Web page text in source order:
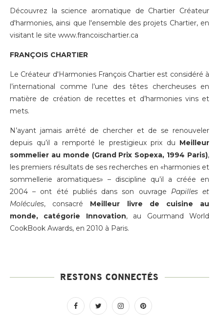
Découvrez la science aromatique de Chartier Créateur
d'harmonies, ainsi que l'ensemble des projets Chartier, en
visitant le site www.francoischartier.ca
FRANÇOIS CHARTIER
Le Créateur d'Harmonies François Chartier est considéré à
l’international comme l’une des têtes chercheuses en
matière de création de recettes et d’harmonies vins et
mets.
N’ayant jamais arrêté de chercher et de se renouveler
depuis qu’il a remporté le prestigieux prix du Meilleur
sommelier au monde (Grand Prix Sopexa, 1994 Paris),
les premiers résultats de ses recherches en «harmonies et
sommellerie aromatiques» – discipline qu’il a créée en
2004 – ont été publiés dans son ouvrage Papilles et
Molécules, consacré Meilleur livre de cuisine au
monde, catégorie Innovation, au Gourmand World
CookBook Awards, en 2010 à Paris.
RESTONS CONNECTÉS